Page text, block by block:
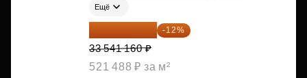
Ещё
29 516 221 ₽ -12%
33 541 160 ₽
521 488 ₽ за м²